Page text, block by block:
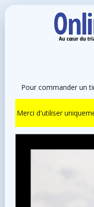
Pour commander un
Merci d'utiliser